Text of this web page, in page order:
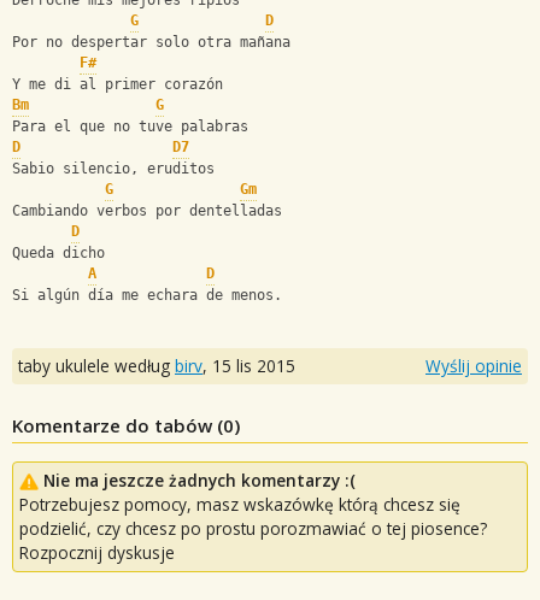
G
D
Por no despertar solo otra mañana
F#
Y me di al primer corazón
Bm
G
Para el que no tuve palabras
D
D7
Sabio silencio, eruditos
G
Gm
Cambiando verbos por dentelladas
D
Queda dicho
A
D
Si algún día me echara de menos.
taby ukulele według birv, 15 lis 2015 Wyślij opinie
Komentarze do tabów (0)
Nie ma jeszcze żadnych komentarzy :(
Potrzebujesz pomocy, masz wskazówkę którą chcesz się
podzielić, czy chcesz po prostu porozmawiać o tej piosence?
Rozpocznij dyskusje